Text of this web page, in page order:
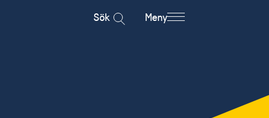
Sök Meny